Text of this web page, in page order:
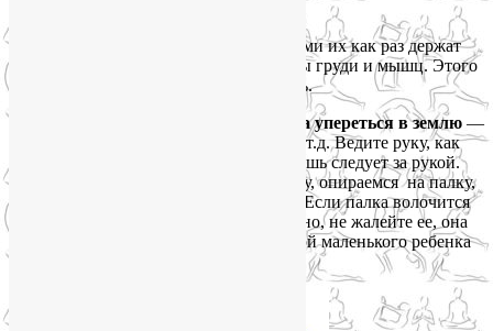
А вот в ходьбе с треккинговыми палками их как раз держат
перед cобой, больше задействуя мышцы груди и мышц. Этого
требует сильно пересеченная местность.
3. Не нужно думать, где палка должна упереться в землю —
перед пяткой, за ней. между пятками и т.д. Ведите руку, как
при обычной быстрой ходьбе, палка лишь следует за рукой.
Мы лишь выводим вперед прямую руку, опираемся на палку,
и она оказывается там, где нам нужно. Если палка волочится
по асфальту — это абсолютно нормально, не жалейте ее, она
крепкая. Мы как будто бы тянм за собой маленького ребенка